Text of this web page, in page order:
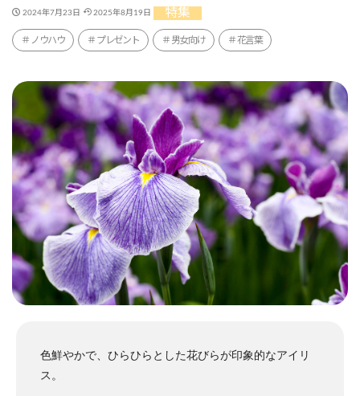
2024年7月23日 2025年8月19日 特集
ノウハウ プレゼント 男女向け 花言葉
色鮮やかで、ひらひらとした花びらが印象的なアイリ
ス。